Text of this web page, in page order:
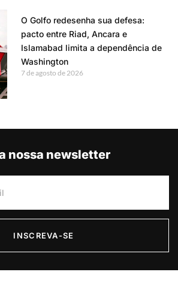
O Golfo redesenha sua defesa:
pacto entre Riad, Ancara e
Islamabad limita a dependência de
Washington
7 de agosto de 2026
nossa newsletter
INSCREVA-SE